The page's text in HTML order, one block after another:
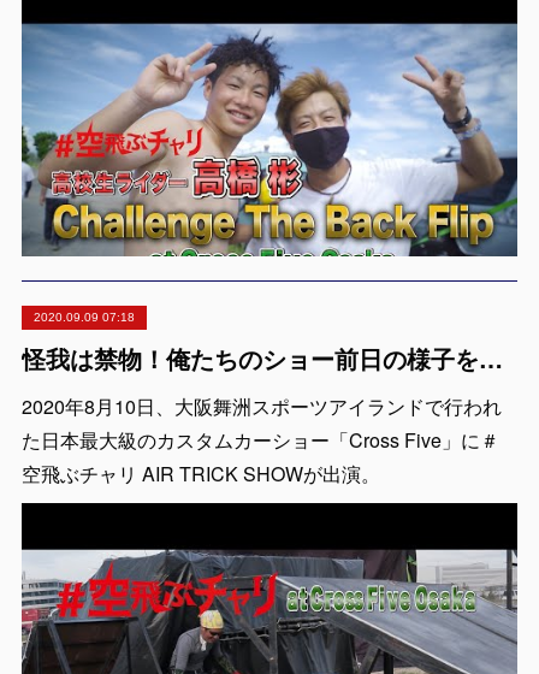
2020.09.09 07:18
怪我は禁物！俺たちのショー前日の様子を覗いてみる？！ ＃空飛ぶチャリ at Cross Five Osaka
2020年8月10日、大阪舞洲スポーツアイランドで行われ
た日本最大級のカスタムカーショー「Cross Five」に＃
空飛ぶチャリ AIR TRICK SHOWが出演。